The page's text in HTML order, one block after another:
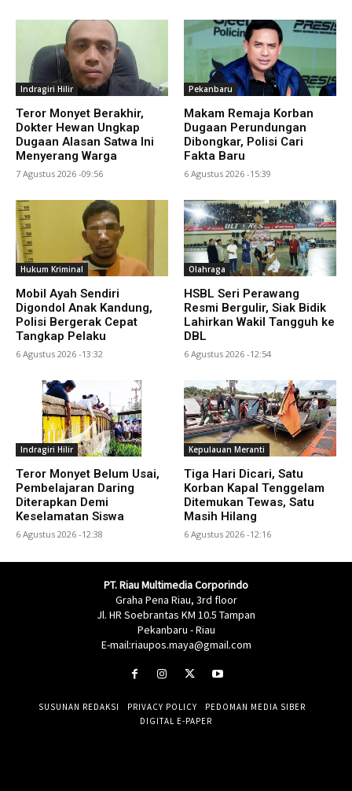
Indragiri Hilir
Teror Monyet Berakhir,
Dokter Hewan Ungkap
Dugaan Alasan Satwa Ini
Menyerang Warga
7 Agustus 2026 -09:56
Pekanbaru
Makam Remaja Korban
Dugaan Perundungan
Dibongkar, Polisi Cari
Fakta Baru
6 Agustus 2026 -15:39
Hukum Kriminal
Mobil Ayah Sendiri
Digondol Anak Kandung,
Polisi Bergerak Cepat
Tangkap Pelaku
6 Agustus 2026 -13:32
Olahraga
HSBL Seri Perawang
Resmi Bergulir, Siak Bidik
Lahirkan Wakil Tangguh ke
DBL
6 Agustus 2026 -12:54
Indragiri Hilir
Teror Monyet Belum Usai,
Pembelajaran Daring
Diterapkan Demi
Keselamatan Siswa
6 Agustus 2026 -12:38
Kepulauan Meranti
Tiga Hari Dicari, Satu
Korban Kapal Tenggelam
Ditemukan Tewas, Satu
Masih Hilang
6 Agustus 2026 -12:16
PT. Riau Multimedia Corporindo
Graha Pena Riau, 3rd floor
Jl. HR Soebrantas KM 10.5 Tampan
Pekanbaru - Riau
E-mail:riaupos.maya@gmail.com
SUSUNAN REDAKSI PRIVACY POLICY
PEDOMAN MEDIA SIBER
DIGITAL E-PAPER